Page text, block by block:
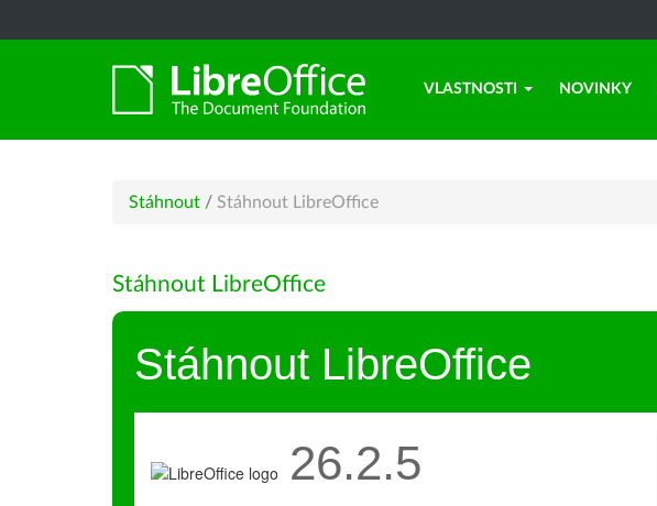
VLASTNOSTI NOVINKY
Stáhnout / Stáhnout LibreOffice
Stáhnout LibreOffice
Stáhnout LibreOffice
26.2.5